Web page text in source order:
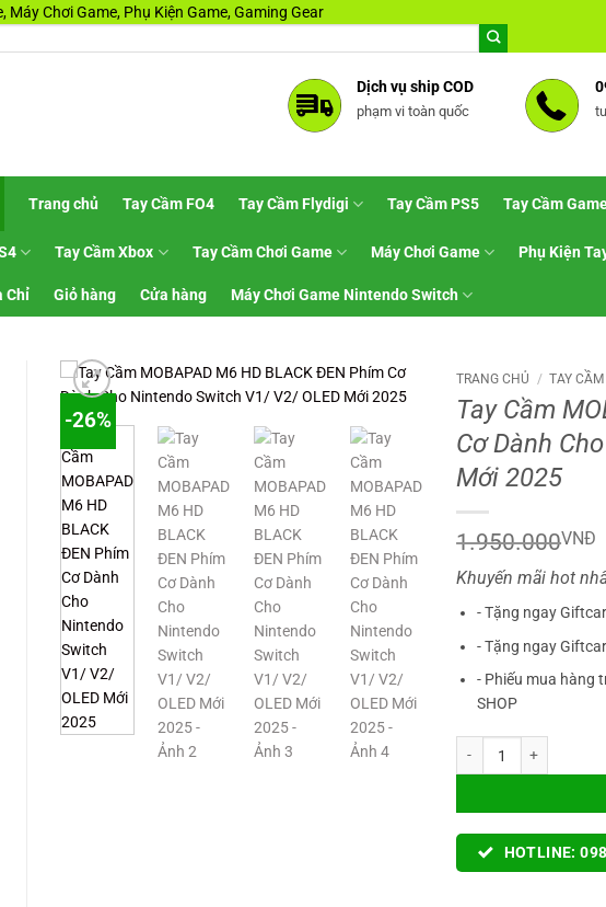
Máy Chơi Game, Phụ Kiện Game, Gaming Gear
Dịch vụ ship COD
phạm vi toàn quốc
Trang chủ Tay Cầm FO4 Tay Cầm Flydigi Tay Cầm PS5 Tay Cầm
Tay Cầm Xbox Tay Cầm Chơi Game Máy Chơi Game Phụ Kiện
Chỉ Giỏ hàng Cửa hàng Máy Chơi Game Nintendo Switch
-26%
TRANG CHỦ / TAY
Tay Cầm
Cơ Dành
Mới 2025
1.950.000VNĐ
Khuyến mãi hot
- Tặng ngay
- Tặng ngay
- Phiếu mua hàng
SHOP
HOTLINE: